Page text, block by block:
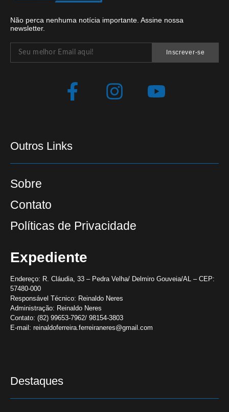
Não perca nenhuma notícia importante. Assine nossa
newsletter.
Inscrever-se
Outros Links
Sobre
Contato
Políticas de Privacidade
Expediente
Endereço: R. Cláudia, 33 – Pedra Velha/ Delmiro Gouveia/AL – CEP:
57480-000
Responsável Técnico: Reinaldo Neres
Administração: Reinaldo Neres
Contato: (82) 99653-7962/ 98154-3803
E-mail: reinaldoferreira.ferreiraneres@gmail.com
Destaques